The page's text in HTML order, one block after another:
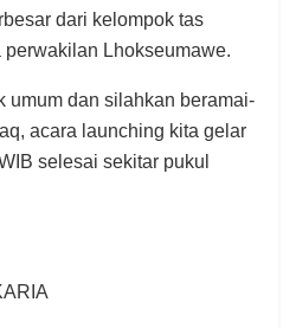
dari kelompok tas
Lhokseumawe.
umum dan silahkan beramai-
acara launching kita gelar
selesai sekitar pukul